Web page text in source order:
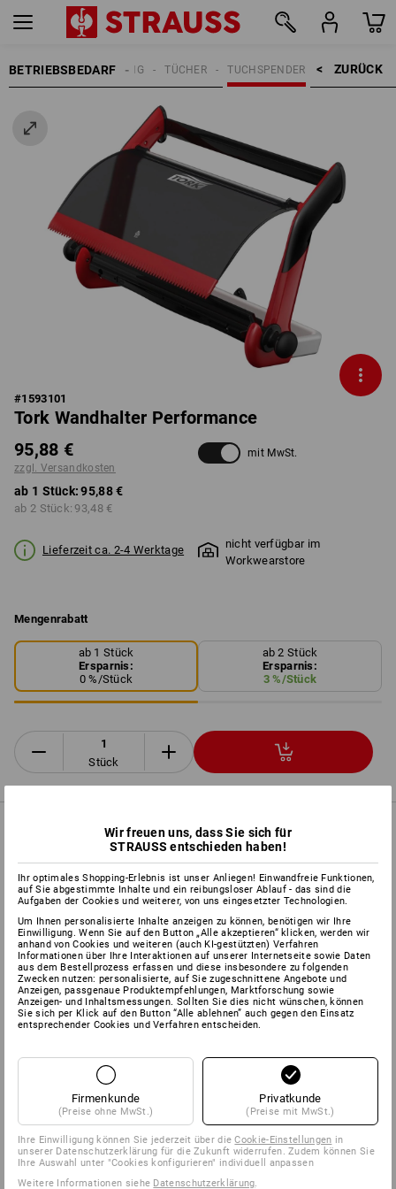
BETRIEBSBEDARF ZURÜCK    >
TUCHSPENDER
TÜCHER
REINIGUNG
#1593101
Tork Wandhalter Performance
95,88 €
zzgl. Versandkosten
mit MwSt.
ab 1 Stück: 95,88 €
ab 2 Stück: 93,48 €
Lieferzeit ca. 2-4 Werktage
nicht verfügbar im
Workwearstore
Mengenrabatt
ab 1 Stück
Ersparnis:
0%/Stück
ab 2 Stück
Ersparnis:
3%/Stück
Stück
PRODUKTINFO
BESCHREIBUNG
platzsparender Spender mit hohem Fassungsvermögen für
Wandmontage
sicheres und zuverlässiges Abreißen von Papier und
Vliesstoffen durch glasfaserverstärkte Zähne
innovative Rollenhalterung für schnelles Nachfüllen
robuste Metallausführung
für Rollen bis ca. 43 cm Breite
Herstellerinformation:
Essity Professional Hygiene Germany
GmbH | Sandhofer Strasse 176 | DE 68305 Mannheim |
info.deutschland@essity.com
Wir freuen uns, dass Sie sich für
STRAUSS entschieden haben!
Ihr optimales Shopping-Erlebnis ist unser Anliegen! Einwandfreie Funktionen,
auf Sie abgestimmte Inhalte und ein reibungsloser Ablauf - das sind die
Aufgaben der Cookies und weiterer, von uns eingesetzter Technologien.
Um Ihnen personalisierte Inhalte anzeigen zu können, benötigen wir Ihre
Einwilligung. Wenn Sie auf den Button „Alle akzeptieren“ klicken, werden wir
anhand von Cookies und weiteren (auch KI-gestützten) Verfahren
Informationen über Ihre Interaktionen auf unserer Internetseite sowie Daten
aus dem Bestellprozess erfassen und diese insbesondere zu folgenden
Zwecken nutzen: personalisierte, auf Sie zugeschnittene Angebote und
Anzeigen, passgenaue Produktempfehlungen, Marktforschung sowie
Anzeigen- und Inhaltsmessungen. Sollten Sie dies nicht wünschen, können
Sie sich per Klick auf den Button “Alle ablehnen” auch gegen den Einsatz
entsprechender Cookies und Verfahren entscheiden.
Firmenkunde
(Preise ohne MwSt.)
Privatkunde
(Preise mit MwSt.)
Ihre Einwilligung können Sie jederzeit über dieCookie-Einstellungen in
unserer Datenschutzerklärung für die Zukunft widerrufen. Zudem können Sie
Ihre Auswahl unter "Cookies konfigurieren" individuell anpassen
Weitere Informationen siehe Datenschutzerklärung.